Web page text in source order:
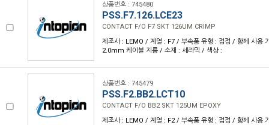
상품번호 : 745480
PSS.F7.126.LCE23
CONTACT F/O F7 SKT 126UM CRIMP
제조사 : LEMO / 계열 : F7 / 부속품 유형 : 접점 / 함께 사용
2.0mm 케이블 지름 / 소재 : 세라믹 / 색상 :
상품번호 : 745479
PSS.F2.BB2.LCT10
CONTACT F/O BB2 SKT 125UM EPOXY
제조사 : LEMO / 계열 : F2 / 부속품 유형 : 접점 / 함께 사용